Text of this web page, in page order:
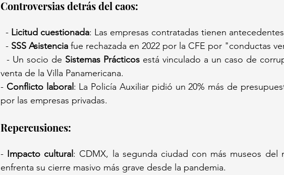
Controversias detrás del caos:
  -
Licitud cuestionada: Las empresas contratadas tienen
  -
SSS Asistencia fue rechazada en 2022 por la CFE por "conductas
  - Un socio de
Sistemas Prácticos está vinculado a un caso de
venta de la Villa Panamericana.
- Conflicto laboral : La Policía Auxiliar pidió un 20% más de
por las empresas privadas.
Repercusiones:
- Impacto cultural : CDMX, la segunda ciudad con más museos del
enfrenta su cierre masivo más grave desde la pandemia.